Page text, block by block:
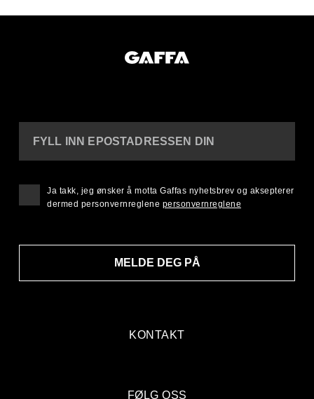
KONTAKT
FYLL INN EPOSTADRESSEN DIN
MELDE DEG PÅ
Ja takk, jeg ønsker å motta Gaffas nyhetsbrev og aksepterer
dermed personvernreglene personvernreglene
FØLG OSS